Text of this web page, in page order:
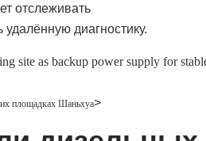
отслеживать
диагностику.
площадках Шаньхуа>